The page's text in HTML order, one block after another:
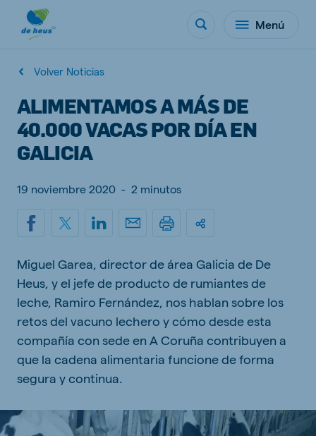
Menú
Volver Noticias
ALIMENTAMOS A MÁS DE
40.000 VACAS POR DÍA EN
GALICIA
19 noviembre 2020 - 2 minutos
Miguel Garea, director de área Galicia de De
Heus, y el jefe de producto de rumiantes de
leche, Ramiro Fernández, nos hablan sobre los
retos del vacuno lechero y cómo desde esta
compañía con sede en A Coruña contribuyen a
que la cadena alimentaria funcione de forma
segura y continua.